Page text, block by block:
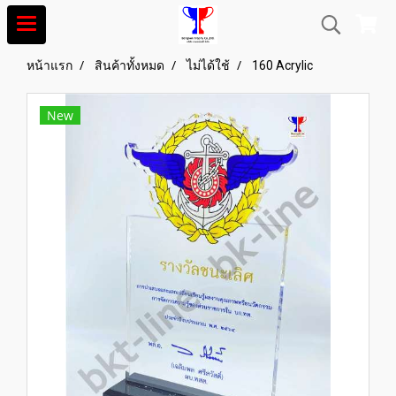
หน้าแรก สินค้าทั้งหมด ไม่ได้ใช้ 160 Acrylic
New